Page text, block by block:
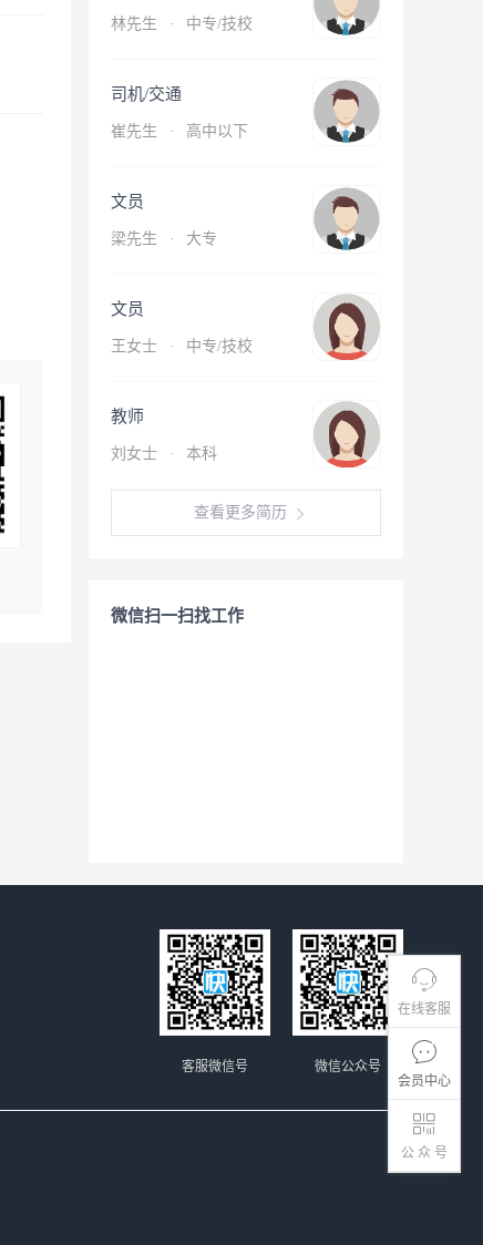
在线客服
会员中心
公 众 号
林先生 · 中专/技校
司机/交通
崔先生 · 高中以下
文员
梁先生 · 大专
文员
王女士 · 中专/技校
教师
刘女士 · 本科
查看更多简历
微信扫一扫找工作
微信公众号
客服微信号